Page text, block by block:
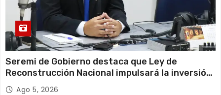
Seremi de Gobierno destaca que Ley de
Reconstrucción Nacional impulsará la inversión
y el empleo en Tarapacá
Ago 5, 2026